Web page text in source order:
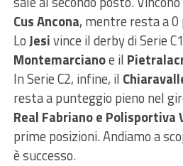
Cus Ancona, mentre resta a
LoJesivince il derby di Serie
Montemarcianoe il
In Serie C2, infine, il
resta a punteggio pieno nel
Real Fabriano e Polisportiva
prime posizioni. Andiamo a
è successo.